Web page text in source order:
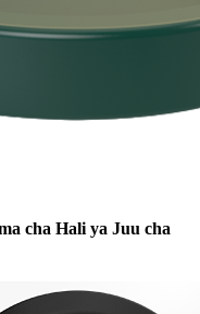
cha Hali ya Juu cha